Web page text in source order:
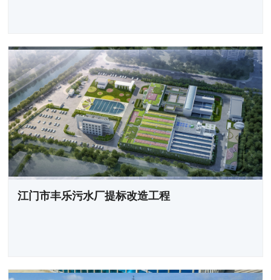
江门市丰乐污水厂提标改造工程